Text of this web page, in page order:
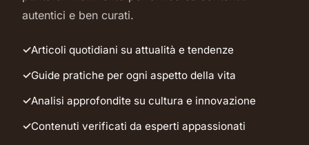
autentici e ben curati.
Articoli quotidiani su attualità e tendenze
Guide pratiche per ogni aspetto della vita
Analisi approfondite su cultura e innovazione
Contenuti verificati da esperti appassionati